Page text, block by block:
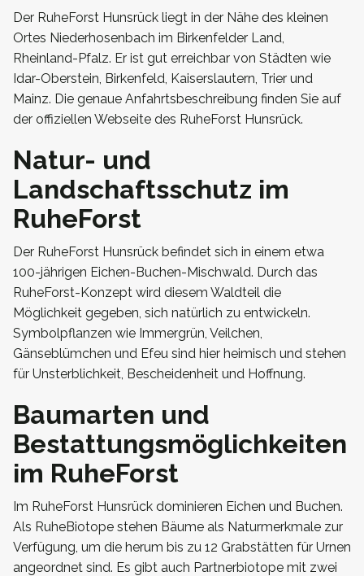
Der RuheForst Hunsrück liegt in der Nähe des kleinen
Ortes Niederhosenbach im Birkenfelder Land,
Rheinland-Pfalz. Er ist gut erreichbar von Städten wie
Idar-Oberstein, Birkenfeld, Kaiserslautern, Trier und
Mainz. Die genaue Anfahrtsbeschreibung finden Sie auf
der offiziellen Webseite des RuheForst Hunsrück.
Natur- und
Landschaftsschutz im
RuheForst
Der RuheForst Hunsrück befindet sich in einem etwa
100-jährigen Eichen-Buchen-Mischwald. Durch das
RuheForst-Konzept wird diesem Waldteil die
Möglichkeit gegeben, sich natürlich zu entwickeln.
Symbolpflanzen wie Immergrün, Veilchen,
Gänseblümchen und Efeu sind hier heimisch und stehen
für Unsterblichkeit, Bescheidenheit und Hoffnung.
Baumarten und
Bestattungsmöglichkeiten
im RuheForst
Im RuheForst Hunsrück dominieren Eichen und Buchen.
Als RuheBiotope stehen Bäume als Naturmerkmale zur
Verfügung, um die herum bis zu 12 Grabstätten für Urnen
angeordnet sind. Es gibt auch Partnerbiotope mit zwei